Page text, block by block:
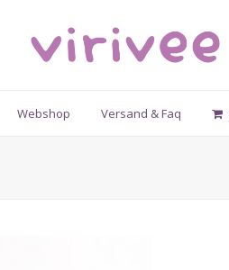
Webshop Versand & Faq